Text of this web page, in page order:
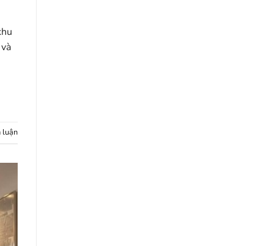
luận